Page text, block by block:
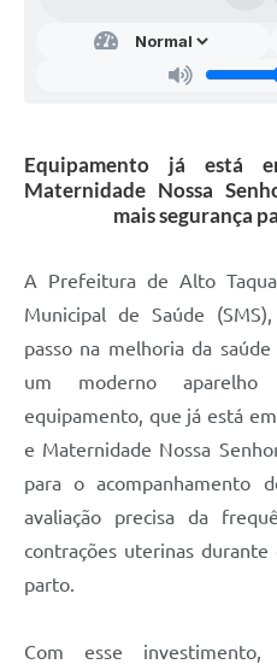
Equipamento já está
Maternidade Nossa
mais segurança
A Prefeitura de Alto
Municipal de Saúde
passo na melhoria da
um moderno aparelho
equipamento, que já está
e Maternidade Nossa
para o acompanhamento
avaliação precisa da
contrações uterinas
parto.
Com esse